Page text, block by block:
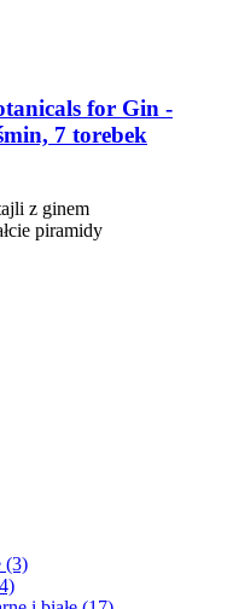
for Gin -​
7 torebek
z ginem
piramidy
(3)